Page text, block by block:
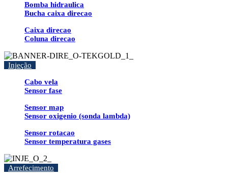
Bomba hidraulica
Bucha caixa direcao
Caixa direcao
Coluna direcao
Injeção
Cabo vela
Sensor fase
Sensor map
Sensor oxigenio (sonda lambda)
Sensor rotacao
Sensor temperatura gases
Arrefecimento